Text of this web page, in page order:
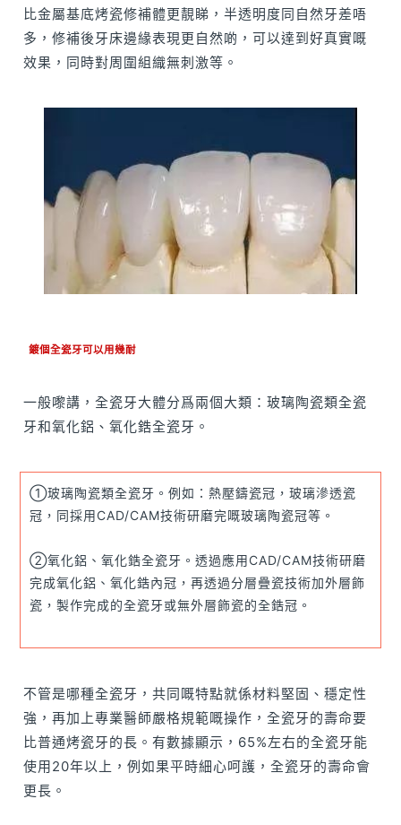
比金屬基底烤瓷修補體更靚睇，半透明度同自然牙差唔
多，修補後牙床邊緣表現更自然啲，可以達到好真實嘅
效果，同時對周圍組織無刺激等。
鍍個全瓷牙可以用幾耐
一般嚟講，全瓷牙大體分爲兩個大類：玻璃陶瓷類全瓷
牙和氧化鋁、氧化鋯全瓷牙。
①玻璃陶瓷類全瓷牙。例如：熱壓鑄瓷冠，玻璃滲透瓷
冠，同採用CAD/CAM技術研磨完嘅玻璃陶瓷冠等。
②氧化鋁、氧化鋯全瓷牙。透過應用CAD/CAM技術研磨
完成氧化鋁、氧化鋯內冠，再透過分層疊瓷技術加外層飾
瓷，製作完成的全瓷牙或無外層飾瓷的全鋯冠。
不管是哪種全瓷牙，共同嘅特點就係材料堅固、穩定性
強，再加上專業醫師嚴格規範嘅操作，全瓷牙的壽命要
比普通烤瓷牙的長。有數據顯示，65%左右的全瓷牙能
使用20年以上，例如果平時細心呵護，全瓷牙的壽命會
更長。